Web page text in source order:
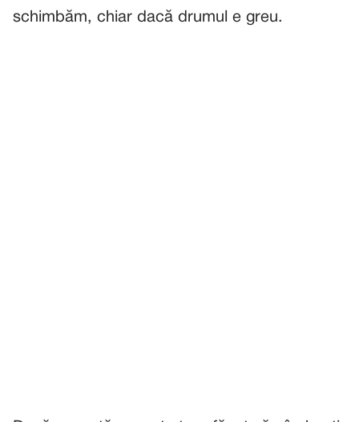
schimbăm, chiar dacă drumul e greu.